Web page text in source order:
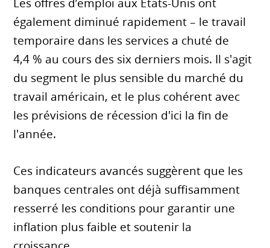
également diminué rapidement – le travail
temporaire dans les services a chuté de
4,4 % au cours des six derniers mois. Il s'agit
du segment le plus sensible du marché du
travail américain, et le plus cohérent avec
les prévisions de récession d'ici la fin de
l'année.
Ces indicateurs avancés suggèrent que les
banques centrales ont déjà suffisamment
resserré les conditions pour garantir une
inflation plus faible et soutenir la